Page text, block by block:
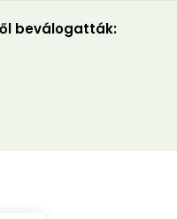
beválogatták: